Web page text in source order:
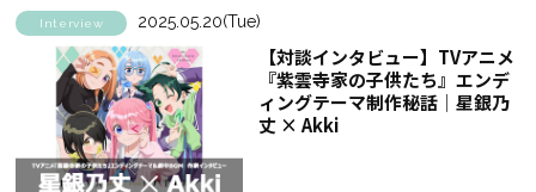
Interview 2025.05.20(Tue)
【対談インタビュー】TVアニメ
『紫雲寺家の子供たち』エンデ
ィングテーマ制作秘話│星銀乃
丈 × Akki